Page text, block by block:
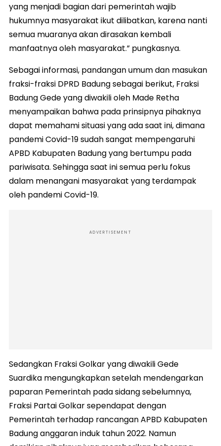
yang menjadi bagian dari pemerintah wajib
hukumnya masyarakat ikut dilibatkan, karena nanti
semua muaranya akan dirasakan kembali
manfaatnya oleh masyarakat.” pungkasnya.
Sebagai informasi, pandangan umum dan masukan
fraksi-fraksi DPRD Badung sebagai berikut, Fraksi
Badung Gede yang diwakili oleh Made Retha
menyampaikan bahwa pada prinsipnya pihaknya
dapat memahami situasi yang ada saat ini, dimana
pandemi Covid-19 sudah sangat mempengaruhi
APBD Kabupaten Badung yang bertumpu pada
pariwisata. Sehingga saat ini semua perlu fokus
dalam menangani masyarakat yang terdampak
oleh pandemi Covid-19.
ADVERTISEMENT
Sedangkan Fraksi Golkar yang diwakili Gede
Suardika mengungkapkan setelah mendengarkan
paparan Pemerintah pada sidang sebelumnya,
Fraksi Partai Golkar sependapat dengan
Pemerintah terhadap rancangan APBD Kabupaten
Badung anggaran induk tahun 2022. Namun